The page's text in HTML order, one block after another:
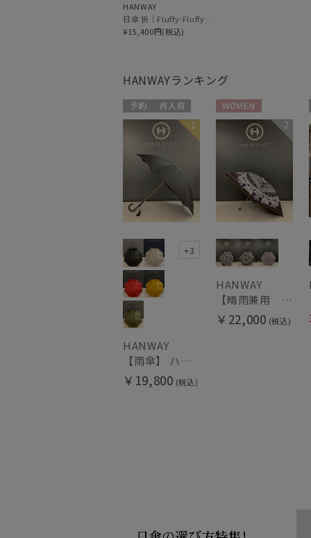
HANWAY
日傘 折｜Fluffy-Fluffy [HANWAY]
¥15,400円(税込)
HANWAYランキング
予約
再入荷
WOMEN
1
+3
HANWAY
【雨傘】 ハンウェイ （HANWAY） Couturier クチュリエ 長傘 日本製
￥19,800 (税込)
WOMEN 2
HANWAY
【晴雨兼用 折りたたみ日傘】ハンウェイ（ＨＡＮＷＡＹ）Vestido de frida（べスティード・デ・フリーダ）
￥22,000 (税込)